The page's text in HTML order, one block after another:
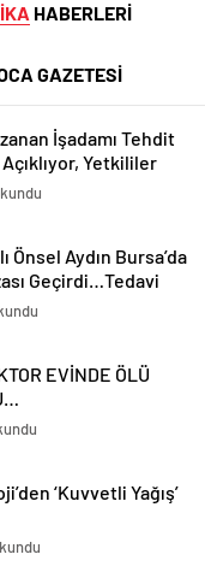
HABERLERİ
GAZETESİ
İşadamı Tehdit
Yetkililer
Önsel Aydın Bursa’da
Geçirdi…Tedavi
Gencin Hayati
EVİNDE ÖLÜ
‘Kuvvetli Yağış’